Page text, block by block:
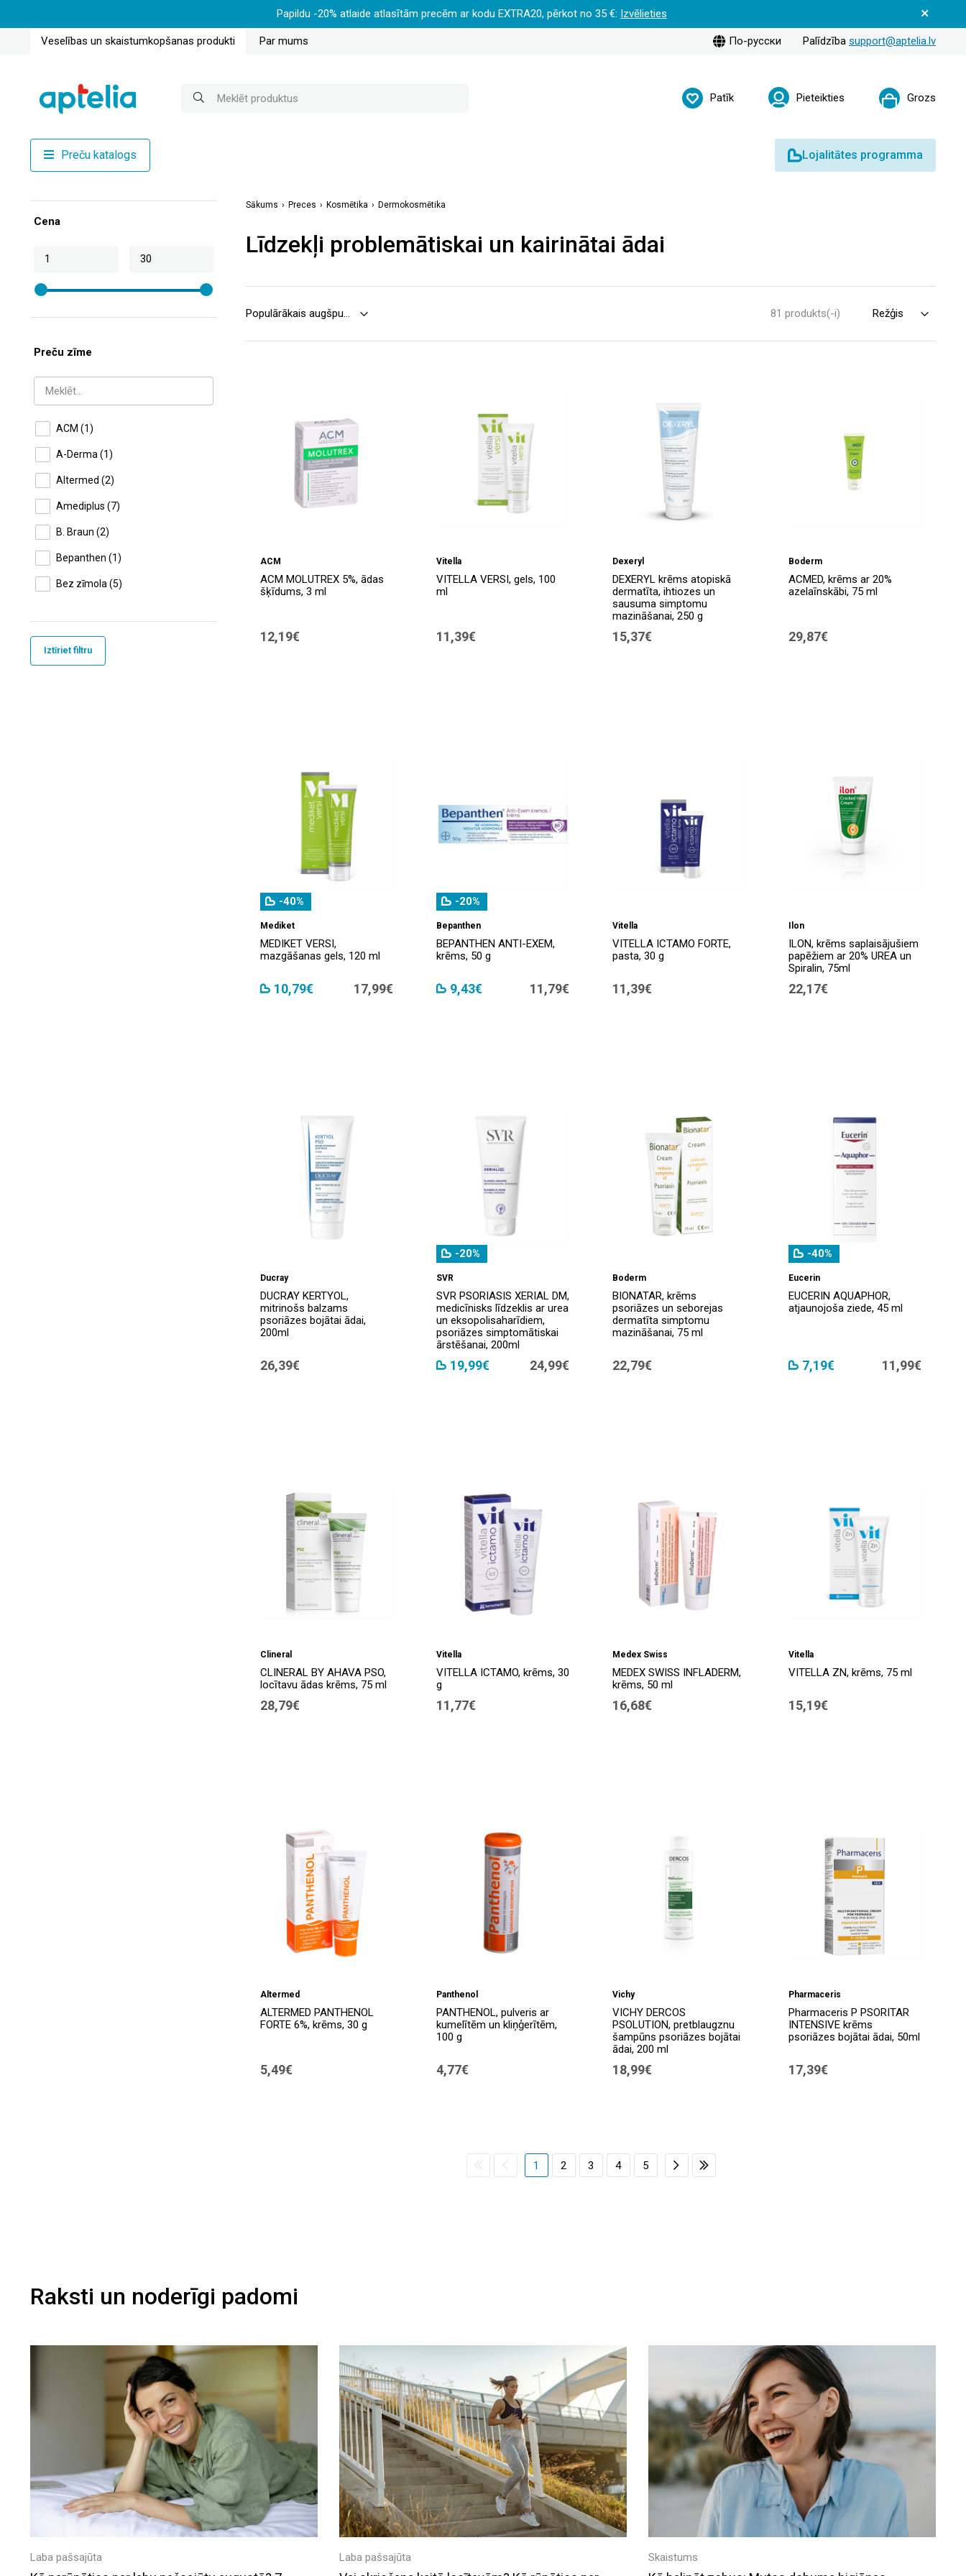
Papildu -20% atlaide atlasītām precēm ar kodu EXTRA20, pērkot no 35 €: Izvēlieties
Veselības un skaistumkopšanas produkti Par mums По-русски Palīdzība support@aptelia.lv
Patīk Pieteikties Grozs
Preču katalogs Lojalitātes programma
Cena
Preču zīme
ACM (1)
A-Derma (1)
Altermed (2)
Amediplus (7)
B. Braun (2)
Bepanthen (1)
Bez zīmola (5)
Clineral(1)
Iztīriet filtru
Sākums Preces Kosmētika Dermokosmētika
Līdzekļi problemātiskai un kairinātai ādai
81 produkts(-i)
ACM
ACM MOLUTREX 5%, ādas
šķīdums, 3 ml
12,19€
Vitella
VITELLA VERSI, gels, 100
ml
11,39€
Dexeryl
DEXERYL krēms atopiskā
dermatīta, ihtiozes un
sausuma simptomu
mazināšanai, 250 g
15,37€
Boderm
ACMED, krēms ar 20%
azelaīnskābi, 75 ml
29,87€
-40%
Mediket
MEDIKET VERSI,
mazgāšanas gels, 120 ml
10,79€ 17,99€
-20%
Bepanthen
BEPANTHEN ANTI-EXEM,
krēms, 50 g
9,43€ 11,79€
Vitella
VITELLA ICTAMO FORTE,
pasta, 30 g
11,39€
Ilon
ILON, krēms saplaisājušiem
papēžiem ar 20% UREA un
Spiralin, 75ml
22,17€
Ducray
DUCRAY KERTYOL,
mitrinošs balzams
psoriāzes bojātai ādai,
200ml
26,39€
-20%
SVR
SVR PSORIASIS XERIAL DM,
medicīnisks līdzeklis ar urea
un eksopolisaharīdiem,
psoriāzes simptomātiskai
ārstēšanai, 200ml
19,99€ 24,99€
Boderm
BIONATAR, krēms
psoriāzes un seborejas
dermatīta simptomu
mazināšanai, 75 ml
22,79€
-40%
Eucerin
EUCERIN AQUAPHOR,
atjaunojoša ziede, 45 ml
7,19€ 11,99€
Clineral
CLINERAL BY AHAVA PSO,
locītavu ādas krēms, 75 ml
28,79€
Vitella
VITELLA ICTAMO, krēms, 30
g
11,77€
Medex Swiss
MEDEX SWISS INFLADERM,
krēms, 50 ml
16,68€
Vitella
VITELLA ZN, krēms, 75 ml
15,19€
Altermed
ALTERMED PANTHENOL
FORTE 6%, krēms, 30 g
5,49€
Panthenol
PANTHENOL, pulveris ar
kumelītēm un kliņģerītēm,
100 g
4,77€
Vichy
VICHY DERCOS
PSOLUTION, pretblaugznu
šampūns psoriāzes bojātai
ādai, 200 ml
18,99€
Pharmaceris
Pharmaceris P PSORITAR
INTENSIVE krēms
psoriāzes bojātai ādai, 50ml
17,39€
1 2 3 4 5
Raksti un noderīgi padomi
Laba pašsajūta Laba pašsajūta Skaistums